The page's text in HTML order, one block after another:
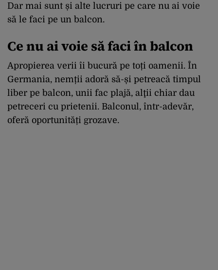
Dar mai sunt și alte lucruri pe care nu ai voie
să le faci pe un balcon.
Ce nu ai voie să faci în balcon
Apropierea verii îi bucură pe toți oamenii. În
Germania, nemții adoră să-și petreacă timpul
liber pe balcon, unii fac plajă, alţii chiar dau
petreceri cu prietenii. Balconul, într-adevăr,
oferă oportunități grozave.